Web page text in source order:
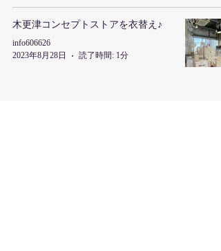
木更津コンセプトストアを衣替え♪
info606626
2023年8月28日
読了時間: 1分